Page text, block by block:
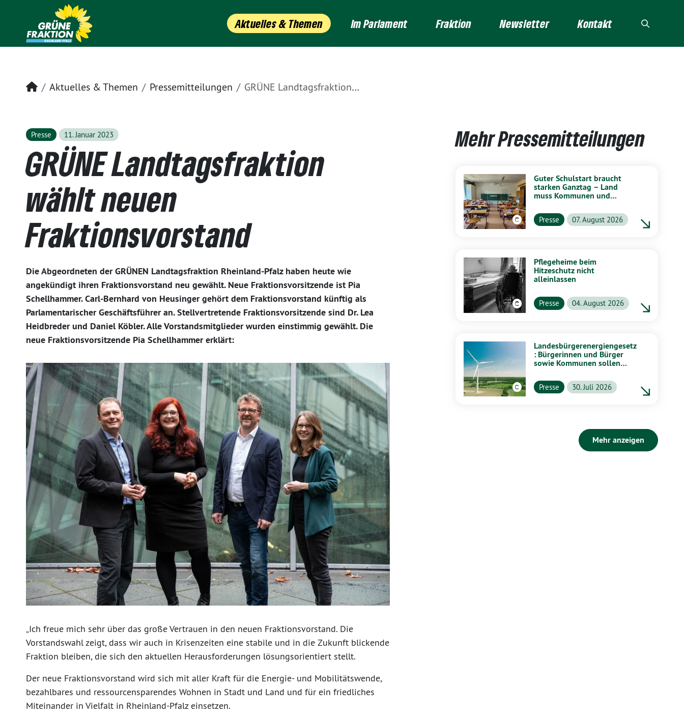
Aktuelles & Themen Im Parlament Fraktion Newsletter Kontakt
Startseite
Aktuelles & Themen Pressemitteilungen GRÜNE Landtagsfraktion wählt neuen Fraktionsvorstand
Presse 11. Januar 2023
GRÜNE Landtagsfraktion
wählt neuen
Fraktionsvorstand
Die Abgeordneten der GRÜNEN Landtagsfraktion Rheinland-Pfalz haben heute wie
angekündigt ihren Fraktionsvorstand neu gewählt. Neue Fraktionsvorsitzende ist Pia
Schellhammer. Carl-Bernhard von Heusinger gehört dem Fraktionsvorstand künftig als
Parlamentarischer Geschäftsführer an. Stellvertretende Fraktionsvorsitzende sind Dr. Lea
Heidbreder und Daniel Köbler. Alle Vorstandsmitglieder wurden einstimmig gewählt. Die
neue Fraktionsvorsitzende Pia Schellhammer erklärt:
„Ich freue mich sehr über das große Vertrauen in den neuen Fraktionsvorstand. Die
Vorstandswahl zeigt, dass wir auch in Krisenzeiten eine stabile und in die Zukunft blickende
Fraktion bleiben, die sich den aktuellen Herausforderungen lösungsorientiert stellt.
Der neue Fraktionsvorstand wird sich mit aller Kraft für die Energie- und Mobilitätswende,
bezahlbares und ressourcensparendes Wohnen in Stadt und Land und für ein friedliches
Miteinander in Vielfalt in Rheinland-Pfalz einsetzen.
Mehr Pressemitteilungen
Guter Schulstart braucht
starken Ganztag – Land
muss Kommunen und
Presse 07. August 2026
Pflegeheime beim
Hitzeschutz nicht
alleinlassen
Presse 04. August 2026
Landesbürgerenergiengesetz
: Bürgerinnen und Bürger
sowie Kommunen sollen
profitieren
Presse 30. Juli 2026
Mehr anzeigen